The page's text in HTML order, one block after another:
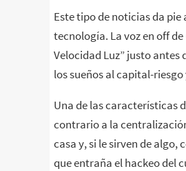
Este tipo de noticias da
tecnología. La voz en off
Velocidad Luz” justo antes
los sueños al capital-
Una de las características
contrario a la
casa y, si le sirven de
que entraña el hackeo del